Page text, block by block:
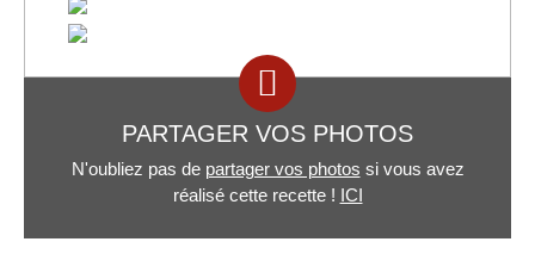
PARTAGER VOS PHOTOS
N'oubliez pas de partager vos photos si vous avez
réalisé cette recette ! ICI